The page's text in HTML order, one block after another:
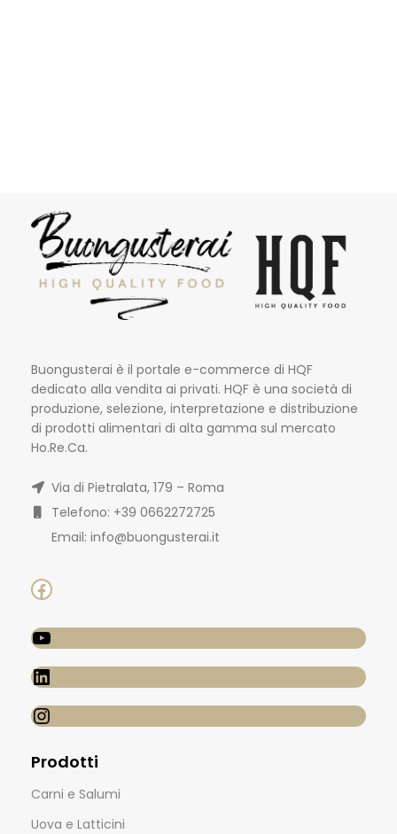
Buongusterai è il portale e-commerce di HQF
dedicato alla vendita ai privati. HQF è una società di
produzione, selezione, interpretazione e distribuzione
di prodotti alimentari di alta gamma sul mercato
Ho.Re.Ca.
Via di Pietralata, 179 – Roma
Telefono: +39 0662272725
Email: info@buongusterai.it
Prodotti
Carni e Salumi
Uova e Latticini